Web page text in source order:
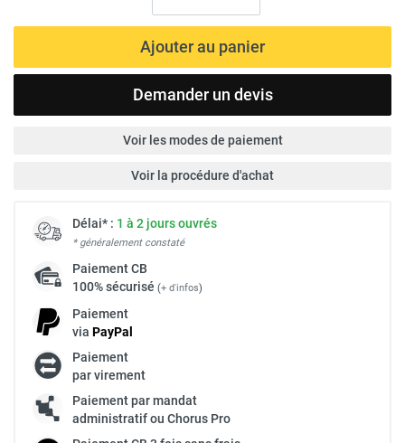
Ajouter au panier
Demander un devis
Voir les modes de paiement
Voir la procédure d'achat
Délai* : 1 à 2 jours ouvrés
* généralement constaté
PaiementCB
100% sécurisé (+ d'infos)
Paiement
via PayPal
Paiement
par virement
Paiement par mandat
administratif ou Chorus Pro